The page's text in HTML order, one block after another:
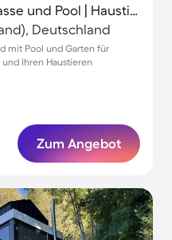
Ferienhaus mit Grill, Terrasse und Pool | Haustiere erlaubt
Deutschland
mit Pool und Garten für
Ihren Haustieren
Zum Angebot